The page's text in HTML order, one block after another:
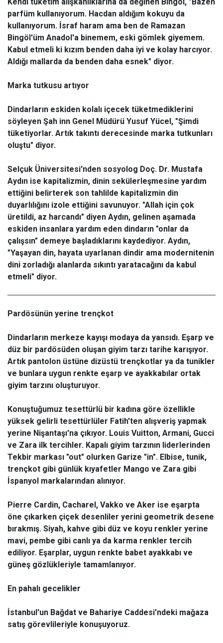
parfüm kullanıyorum. Hacdan aldığım kokuyu da
kullanıyorum. İsraf haram ama ben de Ramazan
Bingöl'üm Anadol'a binemem, eski gömlek giyemem.
Kabul etmeli ki kızım benden daha iyi ve kolay harcıyor.
Aldığı mallarda da benden daha esnek" diyor.
Marka tutkusu artıyor
Dindarların eskiden kolalı içecek tüketmediklerini
söyleyen Şah inn Genel Müdürü Yusuf Yücel, "Şimdi
tüketiyorlar. Artık takıntı derecesinde marka tutkunları
oluştu" diyor.
Selçuk Üniversitesi'nden sosyolog Doç. Dr. Mustafa
Aydın ise kapitalizmin, dinin sekülerleşmesine yardım
ettiğini belirterek son tahlilde kapitalizmin din
duyarlılığını izole ettiğini savunuyor. "Allah için çok
üretildi, az harcandı" diyen Aydın, gelinen aşamada
eskiden insanlara yardım eden dindarın "onlar da
çalışsın" demeye başladıklarını kaydediyor. Aydın,
"Yaşayan din, hayata uyarlanan dindir ama modernitenin
dini zorladığı alanlarda sıkıntı yaratacağını da kabul
etmeli" diyor.
Pardösünün yerine trençkot
Dindarların merkeze kayışı modaya da yansıdı. Eşarp ve
düz bir pardösüden oluşan giyim tarzı tarihe karışıyor.
Artık pantolon üstüne dizüstü trençkotlar ya da tunikler
ve bunlara uygun renkte eşarp ve ayakkabılar ortak
giyim tarzını oluşturuyor.
Konuştuğumuz tesettürlü bir kadına göre özellikle
yüksek gelirli tesettürlüler Fatih'ten alışveriş yapmak
yerine Nişantaşı'na çıkıyor. Louis Vuitton, Armani, Gucci
ve Zara ilk tercihler. Kapalı giyim tarzının liderlerinden
Tekbir markası "out" olurken Garize "in". Elbise, tunik,
trençkot gibi günlük kıyafetler Mango ve Zara gibi
İspanyol markalarından alınıyor.
Pierre Cardin, Cacharel, Vakko ve Aker ise eşarpta
öne çıkarken çiçek desenliler yerini geometrik desene
bırakmış. Siyah, kahve gibi düz ve koyu renkler yerine
mavi, pembe gibi canlı ya da karma renkler tercih
ediliyor. Eşarplar, uygun renkte babet ayakkabı ve
güneş gözlükleriyle tamamlanıyor.
En pahalı gecelikler
İstanbul'un Bağdat ve Bahariye Caddesi'ndeki mağaza
satış görevlileriyle konuşuyoruz.